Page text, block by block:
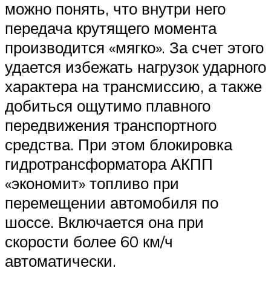
можно понять, что внутри него
передача крутящего момента
производится «мягко». За счет этого
удается избежать нагрузок ударного
характера на трансмиссию, а также
добиться ощутимо плавного
передвижения транспортного
средства. При этом блокировка
гидротрансформатора АКПП
«экономит» топливо при
перемещении автомобиля по
шоссе. Включается она при
скорости более 60 км/ч
автоматически.